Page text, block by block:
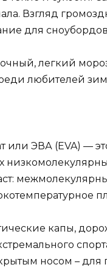
Взгляд
для
легкий
любителей
или ЭВА (EVA) —
капы,
носом – для